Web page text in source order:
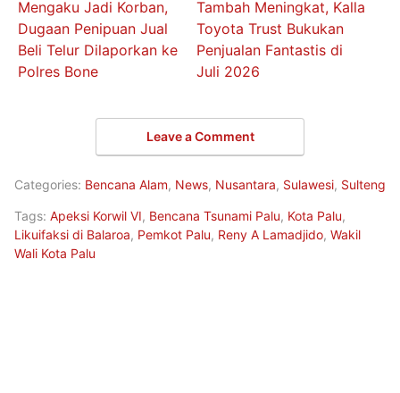
Mengaku Jadi Korban,
Dugaan Penipuan Jual
Beli Telur Dilaporkan ke
Polres Bone
Tambah Meningkat, Kalla
Toyota Trust Bukukan
Penjualan Fantastis di
Juli 2026
Leave a Comment
Categories: Bencana Alam, News, Nusantara, Sulawesi, Sulteng
Tags: Apeksi Korwil VI, Bencana Tsunami Palu, Kota Palu,
Likuifaksi di Balaroa, Pemkot Palu, Reny A Lamadjido, Wakil
Wali Kota Palu